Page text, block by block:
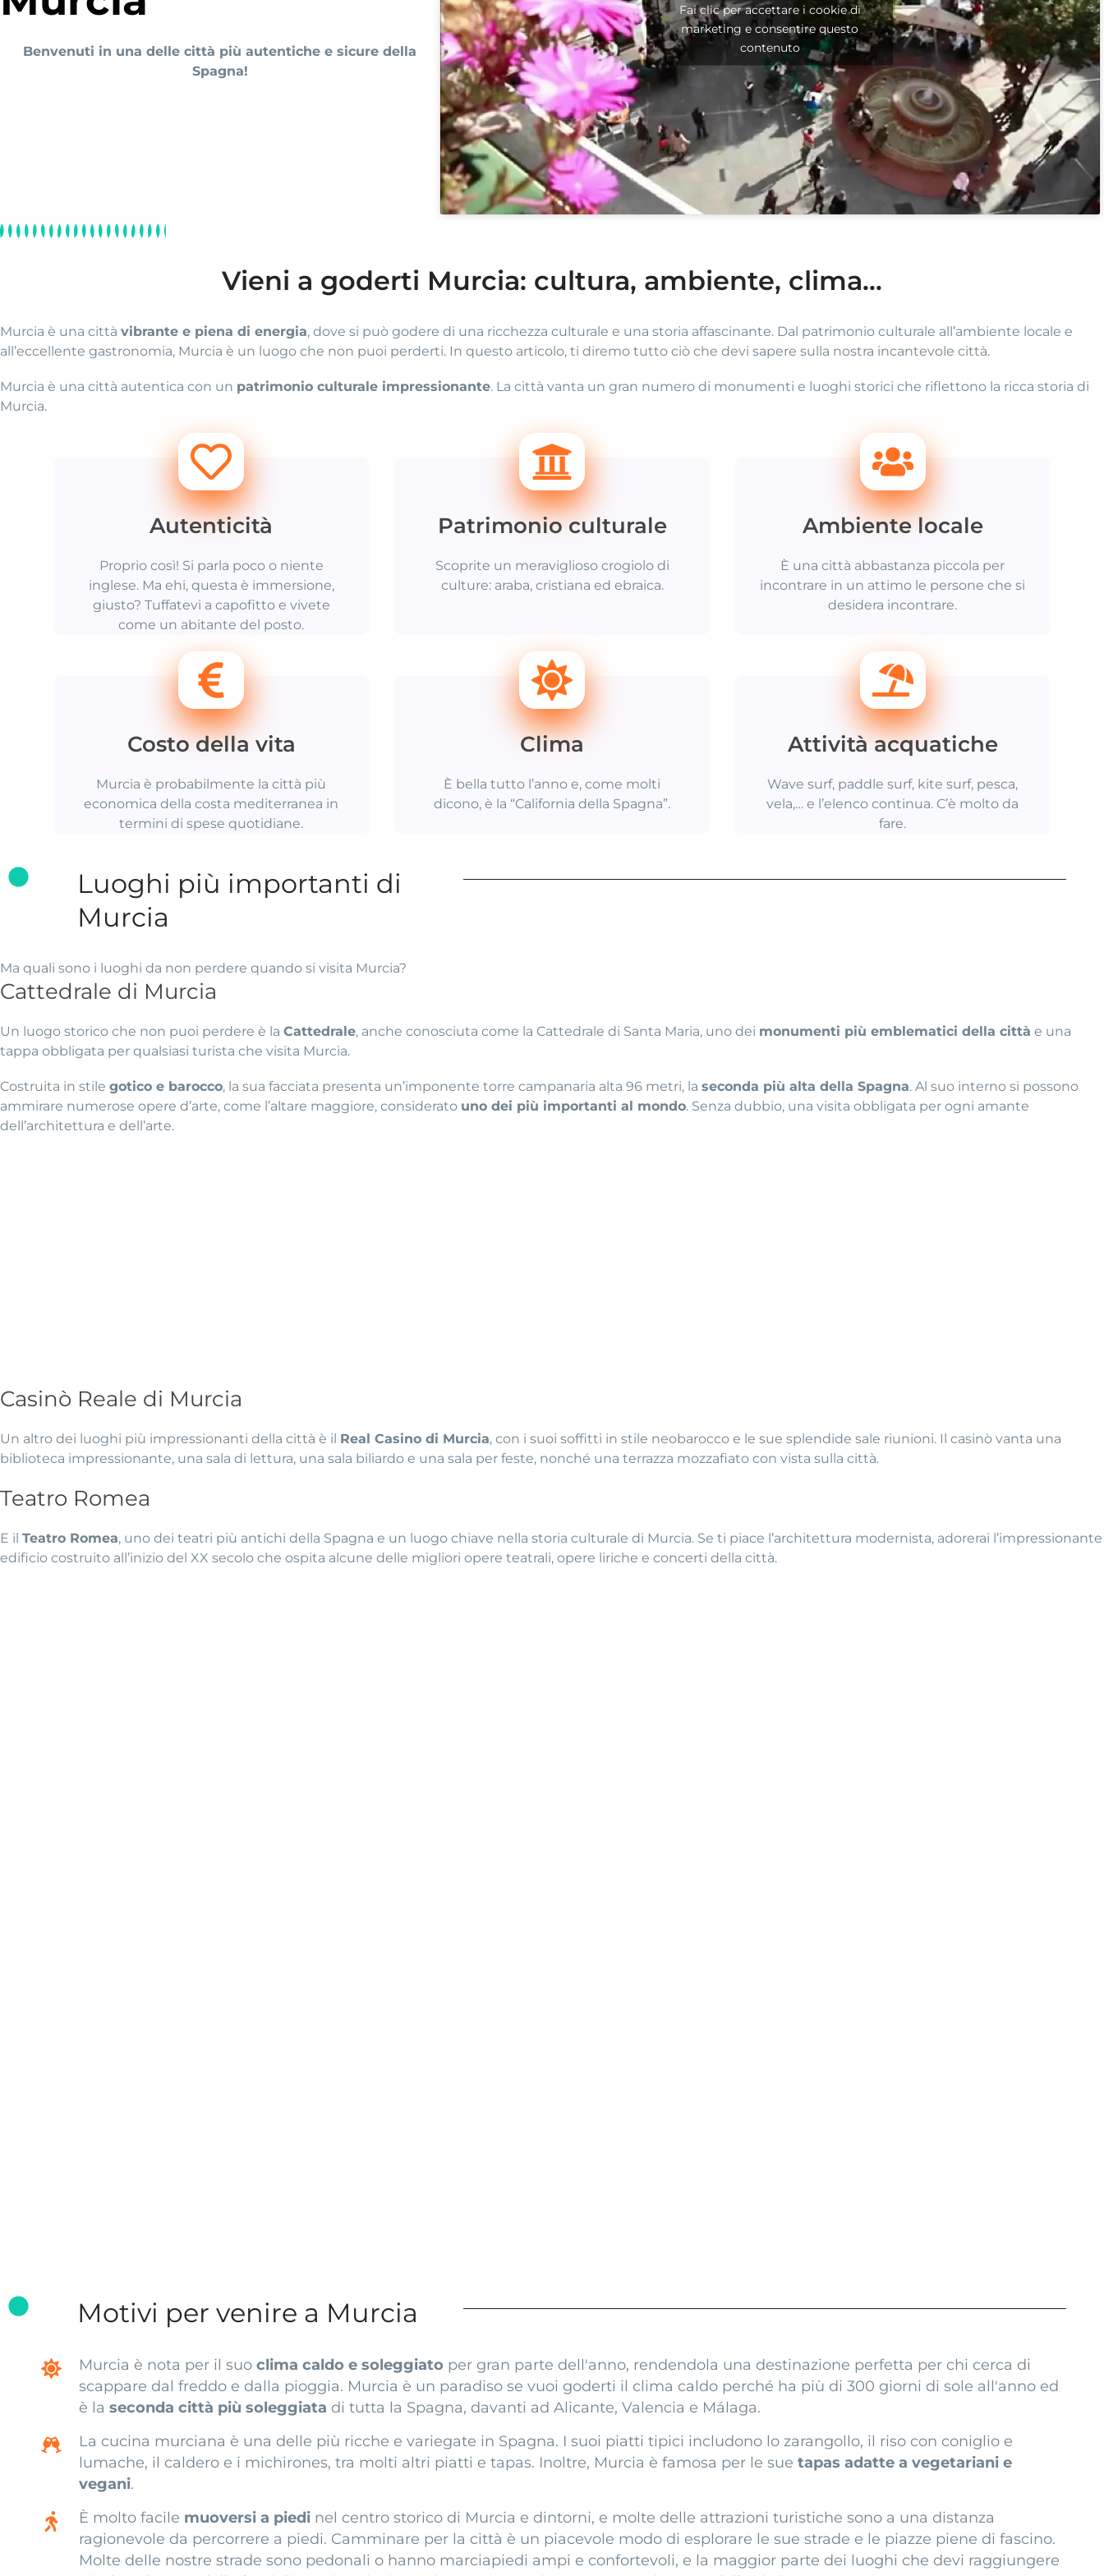
Benvenuti in una delle città più autentiche e sicure della
Spagna!
Fai clic per accettare i cookie di
marketing e consentire questo
contenuto
Vieni a goderti Murcia: cultura, ambiente, clima...
Murcia è una città vibrante e piena di energia, dove si può godere di una ricchezza culturale e una storia affascinante. Dal patrimonio culturale all’ambiente locale e
all’eccellente gastronomia, Murcia è un luogo che non puoi perderti. In questo articolo, ti diremo tutto ciò che devi sapere sulla nostra incantevole città.
Murcia è una città autentica con un patrimonio culturale impressionante. La città vanta un gran numero di monumenti e luoghi storici che riflettono la ricca storia di
Murcia.
Autenticità
Proprio così! Si parla poco o niente
inglese. Ma ehi, questa è immersione,
giusto? Tuffatevi a capofitto e vivete
come un abitante del posto.
Patrimonio culturale
Scoprite un meraviglioso crogiolo di
culture: araba, cristiana ed ebraica.
Ambiente locale
È una città abbastanza piccola per
incontrare in un attimo le persone che si
desidera incontrare.
Costo della vita
Murcia è probabilmente la città più
economica della costa mediterranea in
termini di spese quotidiane.
Clima
È bella tutto l’anno e, come molti
dicono, è la “California della Spagna”.
Attività acquatiche
Wave surf, paddle surf, kite surf, pesca,
vela,… e l’elenco continua. C’è molto da
fare.
Luoghi più importanti di
Murcia
Ma quali sono i luoghi da non perdere quando si visita Murcia?
Cattedrale di Murcia
Un luogo storico che non puoi perdere è la Cattedrale, anche conosciuta come la Cattedrale di Santa Maria, uno dei monumenti più emblematici della città e una
tappa obbligata per qualsiasi turista che visita Murcia.
Costruita in stile gotico e barocco, la sua facciata presenta un’imponente torre campanaria alta 96 metri, la seconda più alta della Spagna. Al suo interno si possono
ammirare numerose opere d’arte, come l’altare maggiore, considerato uno dei più importanti al mondo. Senza dubbio, una visita obbligata per ogni amante
dell’architettura e dell’arte.
Casinò Reale di Murcia
Un altro dei luoghi più impressionanti della città è il Real Casino di Murcia, con i suoi soffitti in stile neobarocco e le sue splendide sale riunioni. Il casinò vanta una
biblioteca impressionante, una sala di lettura, una sala biliardo e una sala per feste, nonché una terrazza mozzafiato con vista sulla città.
Teatro Romea
E il Teatro Romea, uno dei teatri più antichi della Spagna e un luogo chiave nella storia culturale di Murcia. Se ti piace l’architettura modernista, adorerai l’impressionante
edificio costruito all’inizio del XX secolo che ospita alcune delle migliori opere teatrali, opere liriche e concerti della città.
Motivi per venire a Murcia
Murcia è nota per il suoclima caldo e soleggiato per gran parte dell'anno, rendendola una destinazione perfetta per chi cerca di
scappare dal freddo e dalla pioggia. Murcia è un paradiso se vuoi goderti il clima caldo perché ha più di 300 giorni di sole all'anno ed
è laseconda città più soleggiata di tutta la Spagna, davanti ad Alicante, Valencia e Málaga.
La cucina murciana è una delle più ricche e variegate in Spagna. I suoi piatti tipici includono lo zarangollo, il riso con coniglio e
lumache, il caldero e i michirones, tra molti altri piatti e tapas. Inoltre, Murcia è famosa per le suetapas adatte a vegetariani e
vegani.
È molto facile muoversi a piedi nel centro storico di Murcia e dintorni, e molte delle attrazioni turistiche sono a una distanza
ragionevole da percorrere a piedi. Camminare per la città è un piacevole modo di esplorare le sue strade e le piazze piene di fascino.
Molte delle nostre strade sono pedonali o hanno marciapiedi ampi e confortevoli, e la maggior parte dei luoghi che devi raggiungere